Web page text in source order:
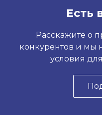
Есть
Расскажите о
конкурентов и мы
условия